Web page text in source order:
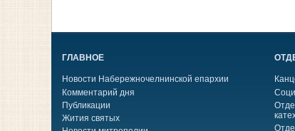
ГЛАВНОЕ
Новости Набережночелнинской епархии
Комментарий дня
Публикации
Жития святых